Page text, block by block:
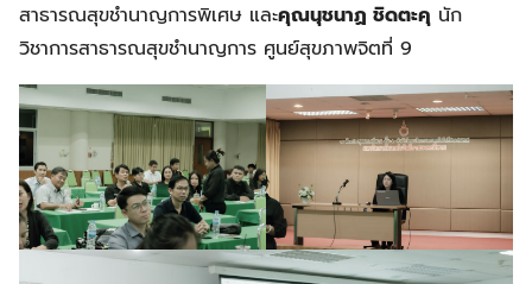
สาธารณสุขชำนาญการพิเศษ และคุณนุชนาฏ ชิดตะคุ นัก
วิชาการสาธารณสุขชำนาญการ ศูนย์สุขภาพจิตที่ 9